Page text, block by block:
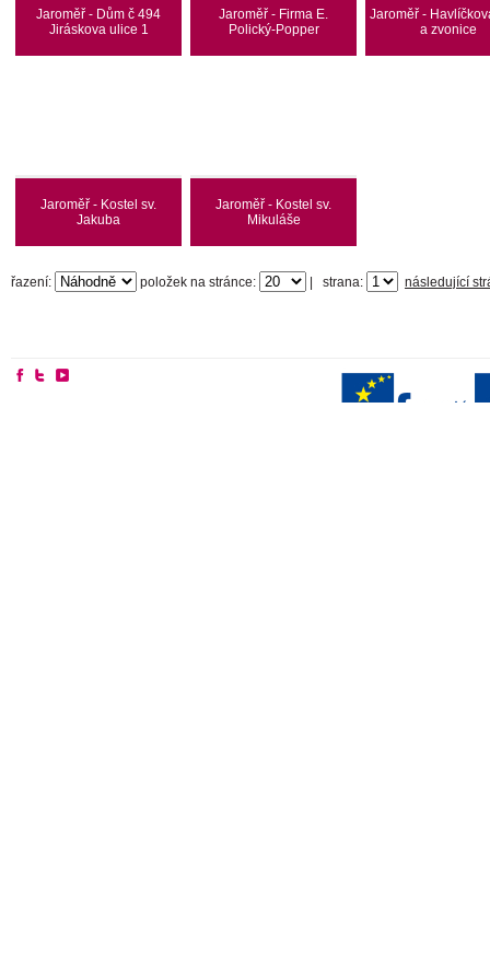
Jaroměř - Dům č 494
Jiráskova ulice 1
Jaroměř - Firma E.
Polický-Popper
Jaroměř -
a zvonice
Jaroměř - Kostel sv.
Jakuba
Jaroměř - Kostel sv.
Mikuláše
řazení: položek na stránce: strana: následující